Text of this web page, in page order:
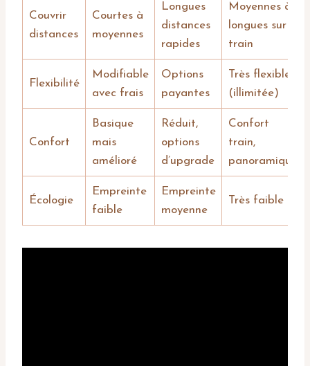
Couvrir
distances
Courtes à
moyennes
Longues
distances
rapides
Moyennes à
longues sur
train
Flexibilité
Modifiable
avec frais
Options
payantes
Très flexible
(illimitée)
Confort
Basique
mais
amélioré
Réduit,
options
d’upgrade
Confort
train,
panoramique
Écologie
Empreinte
faible
Empreinte
moyenne
Très faible